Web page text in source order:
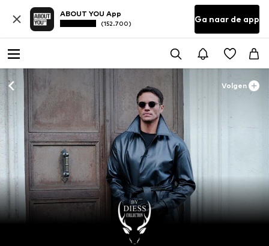
ABOUT YOU App
(152.700) Ga naar de app
Volgen